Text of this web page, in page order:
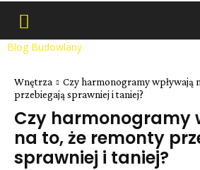
Blog Budowlany
Wnętrza
Czy harmonogramy wpływają
przebiegają sprawniej i taniej?
Czy harmonogramy
na to, że remonty
sprawniej i taniej?